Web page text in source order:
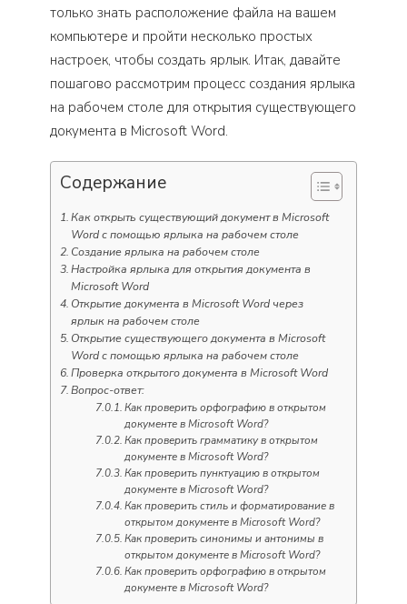
только знать расположение файла на вашем
компьютере и пройти несколько простых
настроек, чтобы создать ярлык. Итак, давайте
пошагово рассмотрим процесс создания ярлыка
на рабочем столе для открытия существующего
документа в Microsoft Word.
Содержание
Как открыть существующий документ в Microsoft
Word с помощью ярлыка на рабочем столе
Создание ярлыка на рабочем столе
Настройка ярлыка для открытия документа в
Microsoft Word
Открытие документа в Microsoft Word через
ярлык на рабочем столе
Открытие существующего документа в Microsoft
Word с помощью ярлыка на рабочем столе
Проверка открытого документа в Microsoft Word
Вопрос-ответ:
Как проверить орфографию в открытом
документе в Microsoft Word?
Как проверить грамматику в открытом
документе в Microsoft Word?
Как проверить пунктуацию в открытом
документе в Microsoft Word?
Как проверить стиль и форматирование в
открытом документе в Microsoft Word?
Как проверить синонимы и антонимы в
открытом документе в Microsoft Word?
Как проверить орфографию в открытом
документе в Microsoft Word?